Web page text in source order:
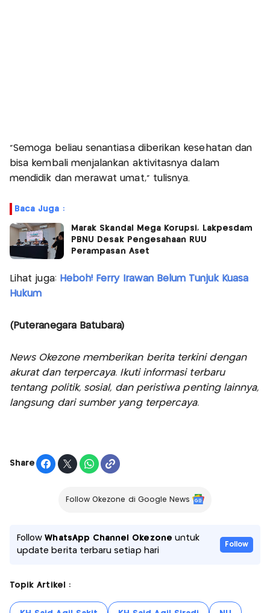
"Semoga beliau senantiasa diberikan kesehatan dan
bisa kembali menjalankan aktivitasnya dalam
mendidik dan merawat umat," tulisnya.
Baca Juga :
Marak Skandal Mega Korupsi, Lakpesdam
PBNU Desak Pengesahaan RUU
Perampasan Aset
Lihat juga: Heboh! Ferry Irawan Belum Tunjuk Kuasa
Hukum
(Puteranegara Batubara)
News Okezone memberikan berita terkini dengan
akurat dan terpercaya. Ikuti informasi terbaru
tentang politik, sosial, dan peristiwa penting lainnya,
langsung dari sumber yang terpercaya.
Share
Follow Okezone di Google News
FollowWhatsApp Channel Okezone untuk
update berita terbaru setiap hari
Follow
Topik Artikel :